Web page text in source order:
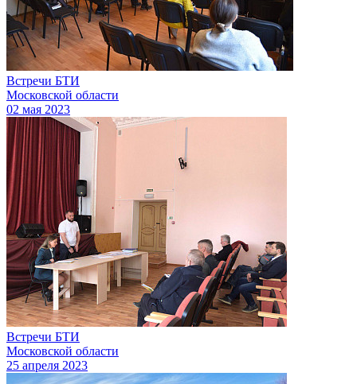
Встречи БТИ
Московской области
02 мая 2023
Встречи БТИ
Московской области
25 апреля 2023